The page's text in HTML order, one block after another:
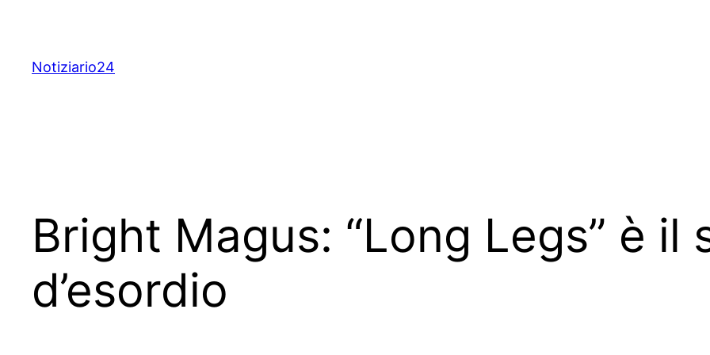
content
Notiziario24
Bright Magus: “Long Legs” è il
d’esordio